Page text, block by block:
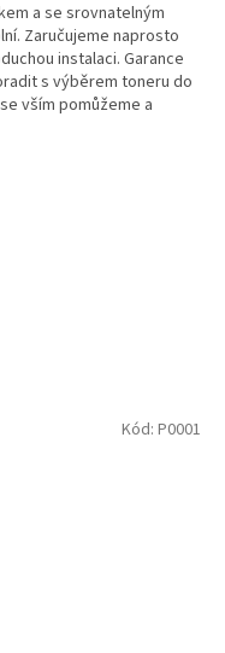
a se srovnatelným
Zaručujeme naprosto
instalaci. Garance
s výběrem toneru do
vším pomůžeme a
Kód: P0001